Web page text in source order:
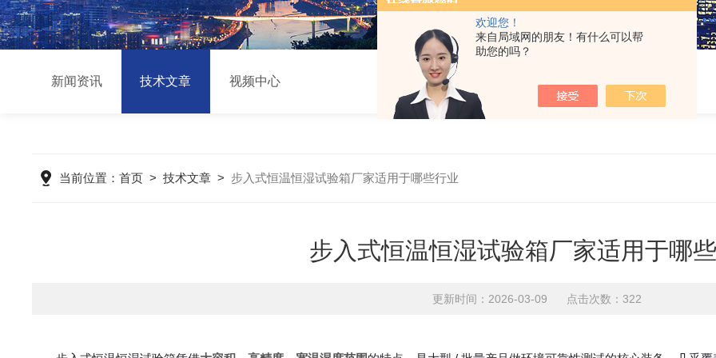
欢迎您！
来自局域网的朋友！有什么可以帮
助您的吗？
新闻资讯 技术文章 视频中心
当前位置：首页 >技术文章 > 步入式恒温恒湿试验箱厂家适用于哪些行业
步入式恒温恒湿试验箱厂家适用于哪
更新时间：2026-03-09 点击次数：322